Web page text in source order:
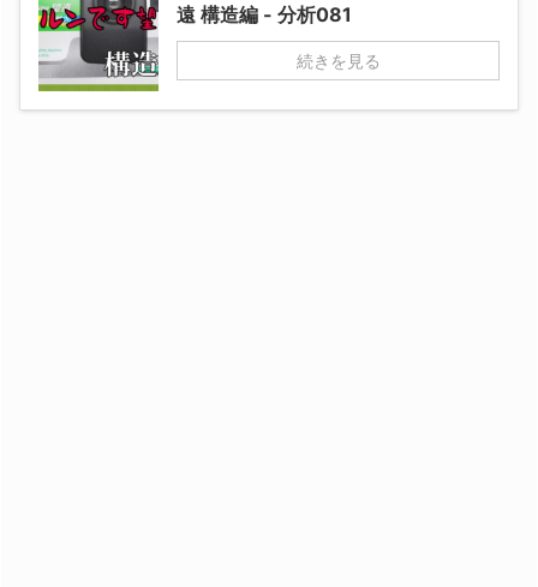
遠 構造編 - 分析081
続きを見る